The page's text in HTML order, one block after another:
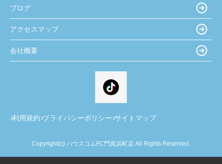
ブログ
アクセスマップ
会社概要
利用規約 プライバシーポリシー サイトマップ
Copyright(c) ハウスコムFC門真浜町店 All Rights Reserved.